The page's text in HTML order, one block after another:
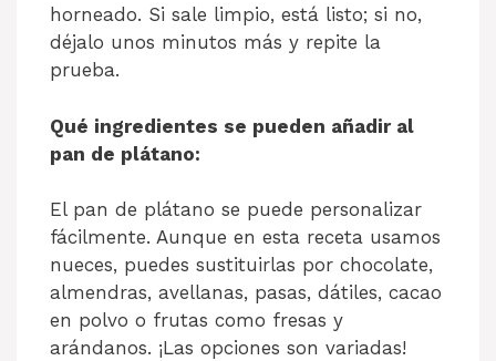
horneado. Si sale limpio, está listo; si no,
déjalo unos minutos más y repite la
prueba.
Qué ingredientes se pueden añadir al
pan de plátano:
El pan de plátano se puede personalizar
fácilmente. Aunque en esta receta usamos
nueces, puedes sustituirlas por chocolate,
almendras, avellanas, pasas, dátiles, cacao
en polvo o frutas como fresas y
arándanos. ¡Las opciones son variadas!